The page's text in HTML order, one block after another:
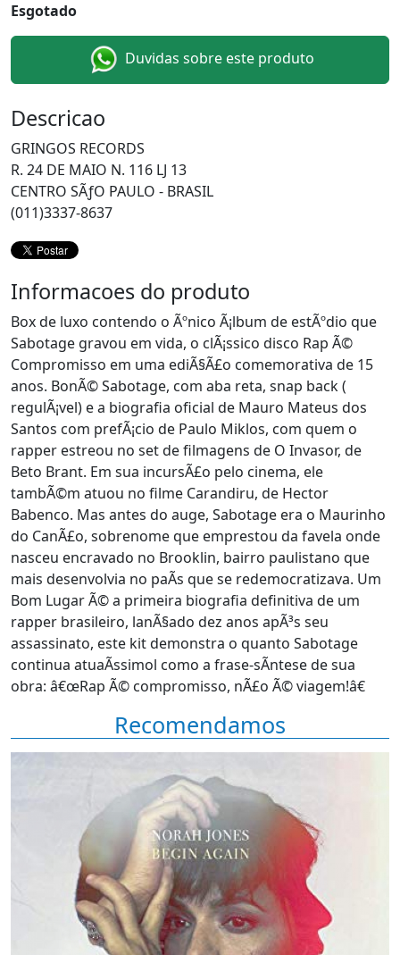
Esgotado
Duvidas sobre este produto
Descricao
GRINGOS RECORDS
R. 24 DE MAIO N. 116 LJ 13
CENTRO SÃƒO PAULO - BRASIL
(011)3337-8637
Informacoes do produto
Box de luxo contendo o Ãºnico Ã¡lbum de estÃºdio que
Sabotage gravou em vida, o clÃ¡ssico disco Rap Ã©
Compromisso em uma ediÃ§Ã£o comemorativa de 15
anos. BonÃ© Sabotage, com aba reta, snap back (
regulÃ¡vel) e a biografia oficial de Mauro Mateus dos
Santos com prefÃ¡cio de Paulo Miklos, com quem o
rapper estreou no set de filmagens de O Invasor, de
Beto Brant. Em sua incursÃ£o pelo cinema, ele
tambÃ©m atuou no filme Carandiru, de Hector
Babenco. Mas antes do auge, Sabotage era o Maurinho
do CanÃ£o, sobrenome que emprestou da favela onde
nasceu encravado no Brooklin, bairro paulistano que
mais desenvolvia no paÃ­s que se redemocratizava. Um
Bom Lugar Ã© a primeira biografia definitiva de um
rapper brasileiro, lanÃ§ado dez anos apÃ³s seu
assassinato, este kit demonstra o quanto Sabotage
continua atuaÃ­ssimol como a frase-sÃ­ntese de sua
obra: â€œRap Ã© compromisso, nÃ£o Ã© viagem!â€
Recomendamos